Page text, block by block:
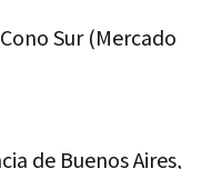
Sur (Mercado
de Buenos Aires,